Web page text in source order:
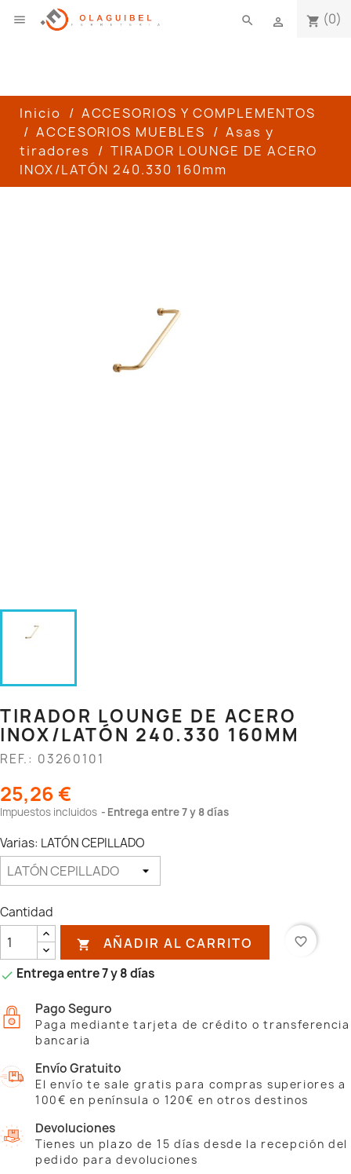
 shopping_cart (0)

search
Inicio
ACCESORIOS Y COMPLEMENTOS
ACCESORIOS MUEBLES
Asas y
tiradores
TIRADOR LOUNGE DE ACERO
INOX/LATÓN 240.330 160mm
TIRADOR LOUNGE DE ACERO
INOX/LATÓN 240.330 160MM
REF.: 03260101
25,26 €
Impuestos incluidos Entrega entre 7 y 8 días
Varias: LATÓN CEPILLADO
Cantidad
 AÑADIR AL CARRITO favorite_border
 Entrega entre 7 y 8 días
Pago Seguro
Paga mediante tarjeta de crédito o transferencia
bancaria
Envío Gratuito
El envío te sale gratis para compras superiores a
100€ en península o 120€ en otros destinos
Devoluciones
Tienes un plazo de 15 días desde la recepción del
pedido para devoluciones